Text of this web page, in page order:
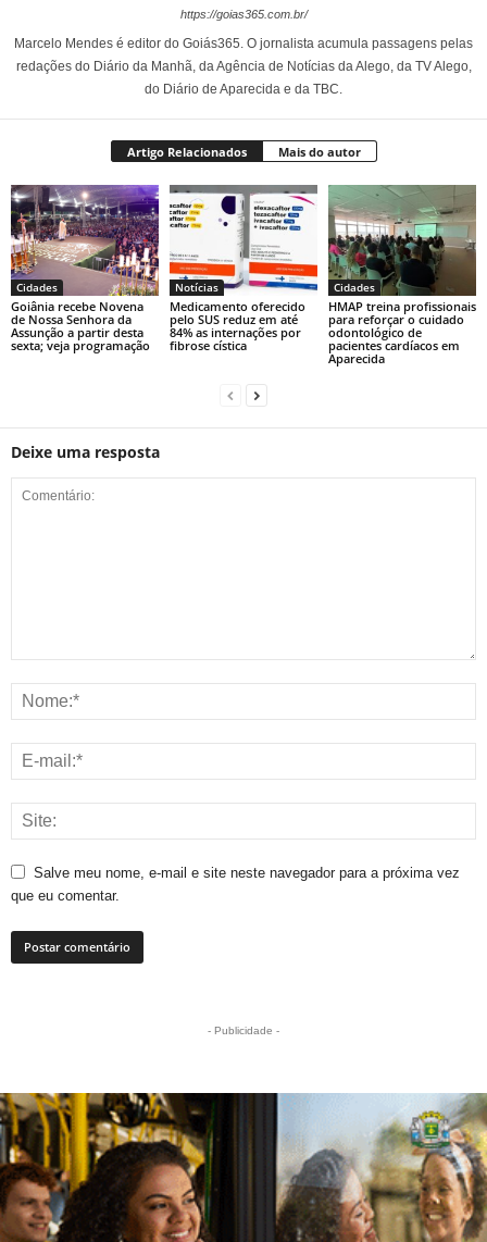
https://goias365.com.br/
Marcelo Mendes é editor do Goiás365. O jornalista acumula passagens pelas
redações do Diário da Manhã, da Agência de Notícias da Alego, da TV Alego,
do Diário de Aparecida e da TBC.
Artigo Relacionados Mais do autor
Cidades
Goiânia recebe Novena
de Nossa Senhora da
Assunção a partir desta
sexta; veja programação
Notícias
Medicamento oferecido
pelo SUS reduz em até
84% as internações por
fibrose cística
Cidades
HMAP treina profissionais
para reforçar o cuidado
odontológico de
pacientes cardíacos em
Aparecida
Deixe uma resposta
Salve meu nome, e-mail e site neste navegador para a próxima vez
que eu comentar.
- Publicidade -